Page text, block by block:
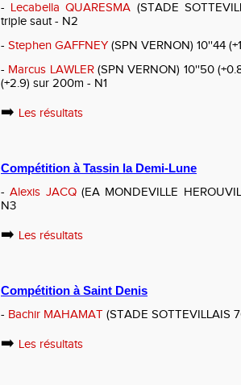
- Lecabella QUARESMA (STADE
triple saut - N2
- Stephen GAFFNEY (SPN VERNON) 10''44
- Marcus LAWLER(SPN VERNON) 10''50
(+2.9) sur 200m - N1
➡️ Les résultats
Compétition à Tassin la Demi-Lune
-Alexis JACQ(EA MONDEVILLE
N3
➡️ Les résultats
Compétition à Saint Denis
- Bachir MAHAMAT (STADE SOTTEVILLAIS
➡️ Les résultats